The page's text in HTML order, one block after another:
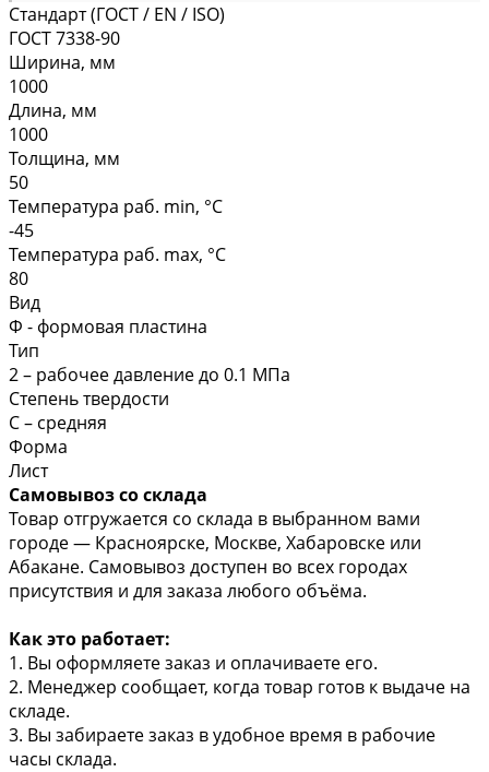
Стандарт (ГОСТ / EN / ISO)
ГОСТ 7338-90
Ширина, мм
1000
Длина, мм
1000
Толщина, мм
50
Температура раб. min, °C
-45
Температура раб. max, °C
80
Вид
Ф - формовая пластина
Тип
2 – рабочее давление до 0.1 МПа
Степень твердости
С – средняя
Форма
Лист
Самовывоз со склада
Товар отгружается со склада в выбранном вами
городе — Красноярске, Москве, Хабаровске или
Абакане. Самовывоз доступен во всех городах
присутствия и для заказа любого объёма.
Как это работает:
1. Вы оформляете заказ и оплачиваете его.
2. Менеджер сообщает, когда товар готов к выдаче на
складе.
3. Вы забираете заказ в удобное время в рабочие
часы склада.